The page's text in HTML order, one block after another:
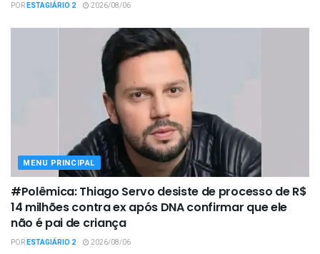
PORESTAGIÁRIO 2 2026/08/06
MENU PRINCIPAL
#Polêmica: Thiago Servo desiste de processo de R$
14 milhões contra ex após DNA confirmar que ele
não é pai de criança
PORESTAGIÁRIO 2 2026/08/06